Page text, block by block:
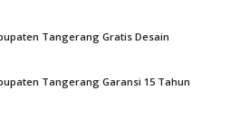
Tangerang Gratis Desain
Tangerang Garansi 15 Tahun